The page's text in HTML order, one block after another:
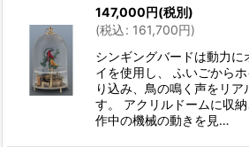
147,000円(税別)
(税込: 161,700円)
シンギングバードは動力に
イを使用し、 ふいごから
り込み、鳥の鳴く声をリア
す。 アクリルドームに収
作中の機械の動きを見…